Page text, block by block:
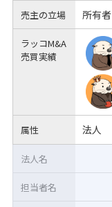
売主の立場 所有者
ラッコM&A
売買実績
属性 法人
法人名
担当者名